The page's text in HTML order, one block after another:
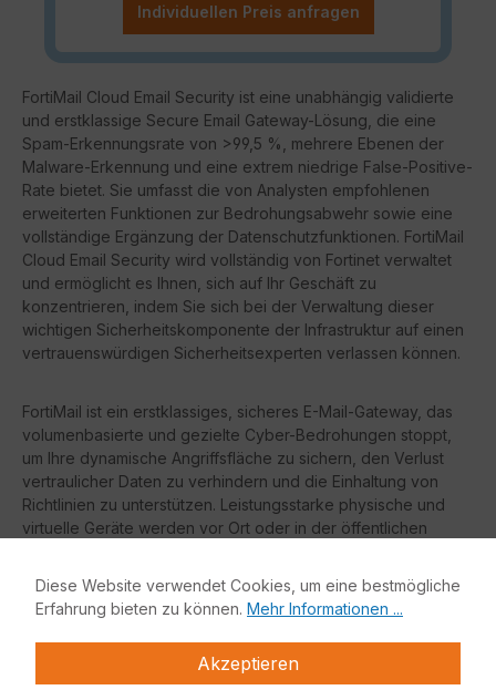
Individuellen Preis anfragen
FortiMail Cloud Email Security ist eine unabhängig validierte
und erstklassige Secure Email Gateway-Lösung, die eine
Spam-Erkennungsrate von >99,5 %, mehrere Ebenen der
Malware-Erkennung und eine extrem niedrige False-Positive-
Rate bietet. Sie umfasst die von Analysten empfohlenen
erweiterten Funktionen zur Bedrohungsabwehr sowie eine
vollständige Ergänzung der Datenschutzfunktionen. FortiMail
Cloud Email Security wird vollständig von Fortinet verwaltet
und ermöglicht es Ihnen, sich auf Ihr Geschäft zu
konzentrieren, indem Sie sich bei der Verwaltung dieser
wichtigen Sicherheitskomponente der Infrastruktur auf einen
vertrauenswürdigen Sicherheitsexperten verlassen können.
FortiMail ist ein erstklassiges, sicheres E-Mail-Gateway, das
volumenbasierte und gezielte Cyber-Bedrohungen stoppt,
um Ihre dynamische Angriffsfläche zu sichern, den Verlust
vertraulicher Daten zu verhindern und die Einhaltung von
Richtlinien zu unterstützen. Leistungsstarke physische und
virtuelle Geräte werden vor Ort oder in der öffentlichen
bis hin zu Großunternehmen.
Diese Website verwendet Cookies, um eine bestmögliche
Erfahrung bieten zu können. Mehr Informationen ...
Akzeptieren